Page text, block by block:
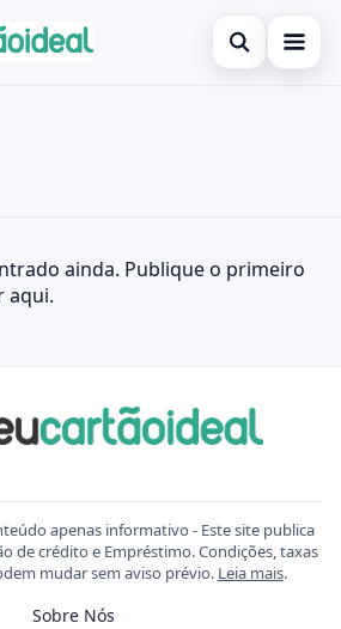
Abrir busca
buscar ou ESC para fechar.
ainda. Publique o primeiro
aqui.
apenas informativo - Este site publica
de crédito e Empréstimo. Condições, taxas
mudar sem aviso prévio. Leia mais.
Sobre Nós